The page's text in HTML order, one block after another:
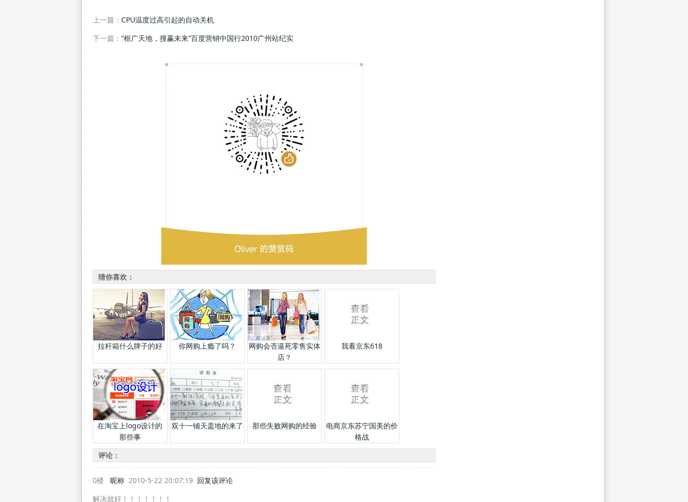
上一篇： CPU温度过高引起的自动关机
下一篇： “框广天地，搜赢未来”百度营销中国行2010广州站纪实
猜你喜欢：
拉杆箱什么牌子的好 你网购上瘾了吗？
网购会否逼死零售实体
店？
我看京东618
在淘宝上logo设计的
那些事
双十一铺天盖地的来了 那些失败网购的经验
电商京东苏宁国美的价
格战
评论：
0楼 昵称2010-5-22 20:07:19 回复该评论
解决就好！！！！！！！